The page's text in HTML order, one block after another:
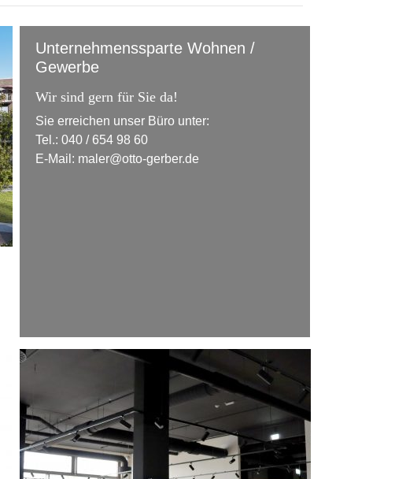
Unternehmenssparte Wohnen /
Gewerbe
Wir sind gern für Sie da!
Sie erreichen unser Büro unter:
Tel.: 040 / 654 98 60
E-Mail: maler@otto-gerber.de